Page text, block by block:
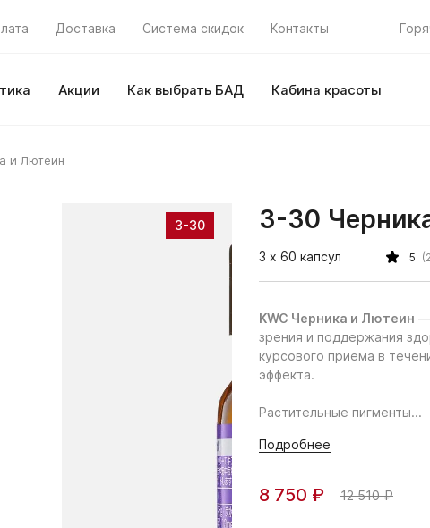
Доставка Система скидок Контакты
Акции Как выбрать БАД Кабина красоты
и Лютеин
3-30 3-30
3 х 60 капсул 5
KWC Черника и Лютеин —
зрения и поддержания
курсового приема в
эффекта.
Растительные пигменты...
Подробнее
8 750 ₽ 12 510 ₽